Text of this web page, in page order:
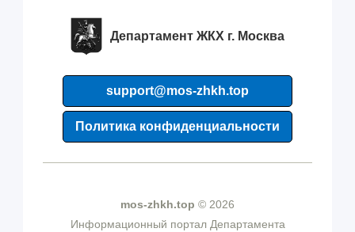
Департамент ЖКХ г. Москва
support@mos-zhkh.top
Политика конфиденциальности
mos-zhkh.top © 2026
Информационный портал Департамента